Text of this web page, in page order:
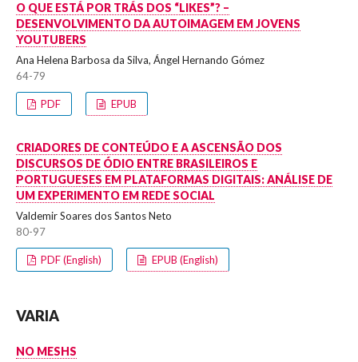
O QUE ESTÁ POR TRÁS DOS “LIKES”? –
DESENVOLVIMENTO DA AUTOIMAGEM EM JOVENS
YOUTUBERS
Ana Helena Barbosa da Silva, Ángel Hernando Gómez
64-79
PDF EPUB
CRIADORES DE CONTEÚDO E A ASCENSÃO DOS
DISCURSOS DE ÓDIO ENTRE BRASILEIROS E
PORTUGUESES EM PLATAFORMAS DIGITAIS: ANÁLISE DE
UM EXPERIMENTO EM REDE SOCIAL
Valdemir Soares dos Santos Neto
80-97
PDF (English) EPUB (English)
VARIA
NO MESHS